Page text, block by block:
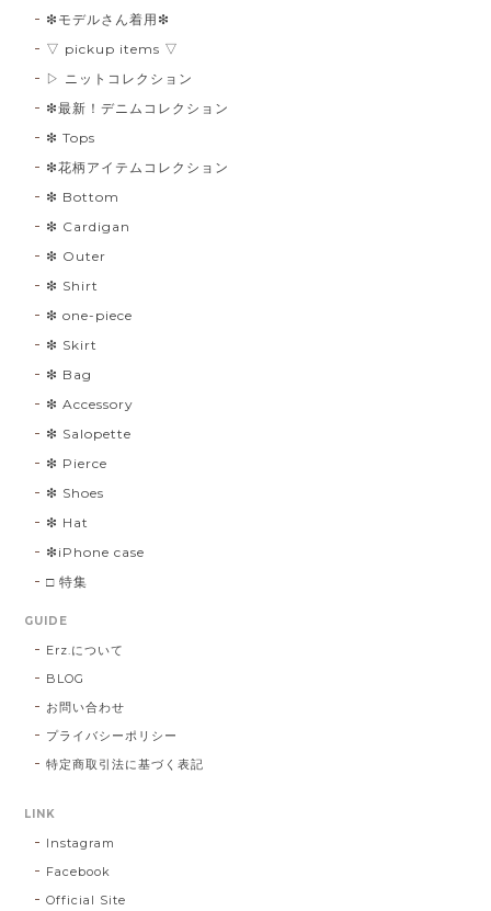
❇︎モデルさん着用❇︎
▽ pickup items ▽
▷ ニットコレクション
❇︎最新！デニムコレクション
❇︎ Tops
❇︎花柄アイテムコレクション
❇︎ Bottom
❇︎ Cardigan
❇︎ Outer
❇︎ Shirt
❇︎ one-piece
❇︎ Skirt
❇︎ Bag
❇︎ Accessory
❇︎ Salopette
❇︎ Pierce
❇︎ Shoes
❇︎ Hat
❇︎iPhone case
□ 特集
GUIDE
Erz.について
BLOG
お問い合わせ
プライバシーポリシー
特定商取引法に基づく表記
LINK
Instagram
Facebook
Official Site